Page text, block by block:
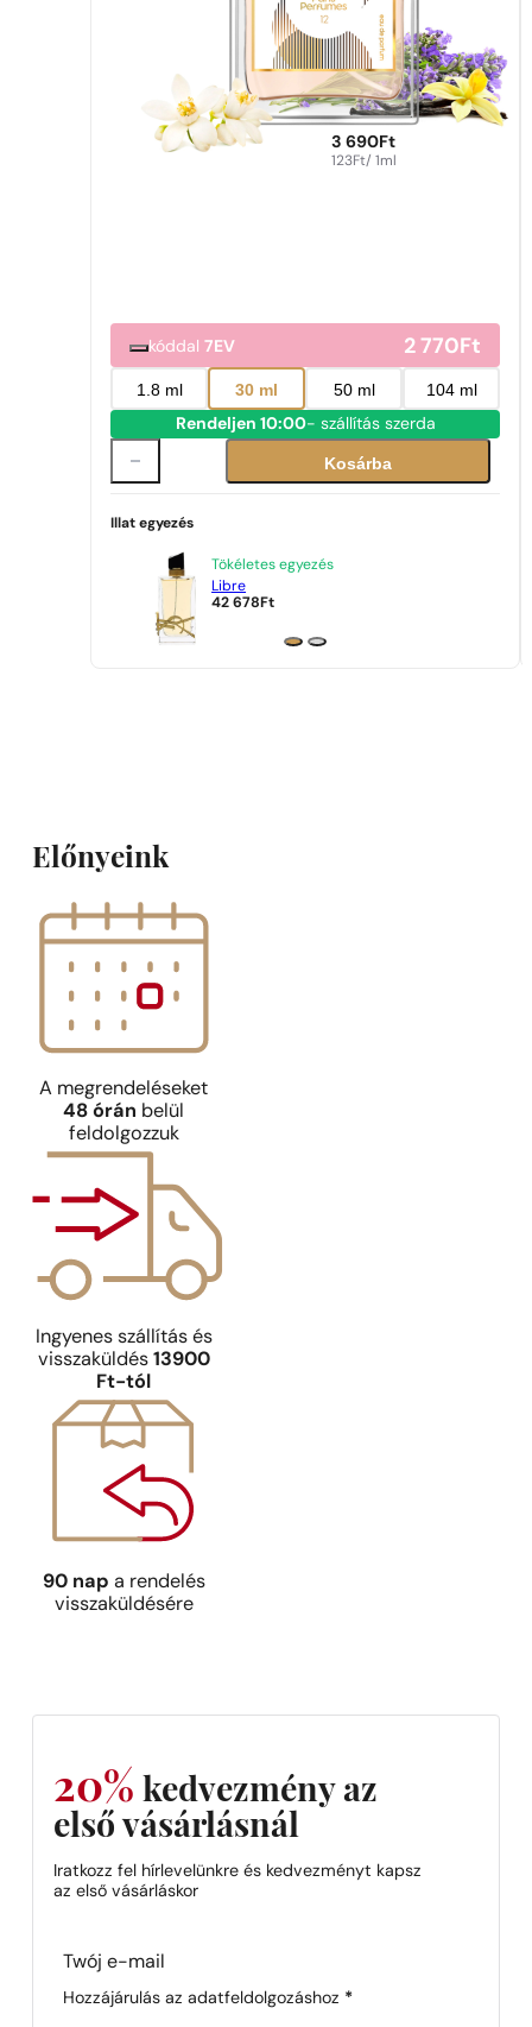
3 690 Ft
123Ft/ 1ml
kóddal7EV 2 770Ft
1.8 ml 30 ml 50 ml 104 ml
Rendeljen 10:00- szállítás szerda
Kosárba
Illat egyezés
Tökéletes egyezés
Libre
42 678 Ft
Előnyeink
A megrendeléseket
48 órán belül
feldolgozzuk
Ingyenes szállítás és
visszaküldés 13900
Ft-tól
90 nap a rendelés
visszaküldésére
20% kedvezmény az
első vásárlásnál
Iratkozz fel hírlevelünkre és kedvezményt kapsz
az első vásárláskor
Section
Hozzájárulás az adatfeldolgozáshoz *